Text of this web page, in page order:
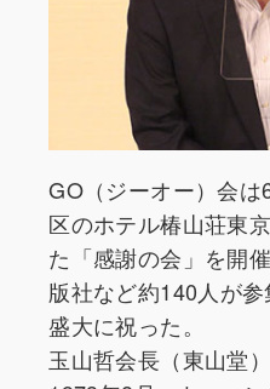
GO（ジーオー）会
区のホテル椿山荘東
た「感謝の会」を開
版社など約140人が
盛大に祝った。
玉山哲会長（東山堂